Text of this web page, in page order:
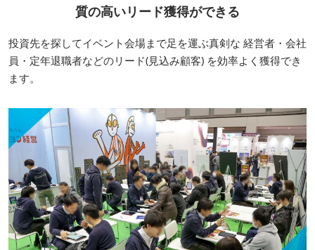
質の高いリード獲得ができる
投資先を探してイベント会場まで足を運ぶ真剣な 経営者・会社
員・定年退職者などのリード(見込み顧客) を効率よく獲得でき
ます。